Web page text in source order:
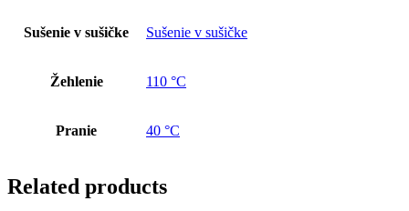
Sušenie v sušičke Sušenie v sušičke
Žehlenie 110 °C
Pranie 40 °C
Related products